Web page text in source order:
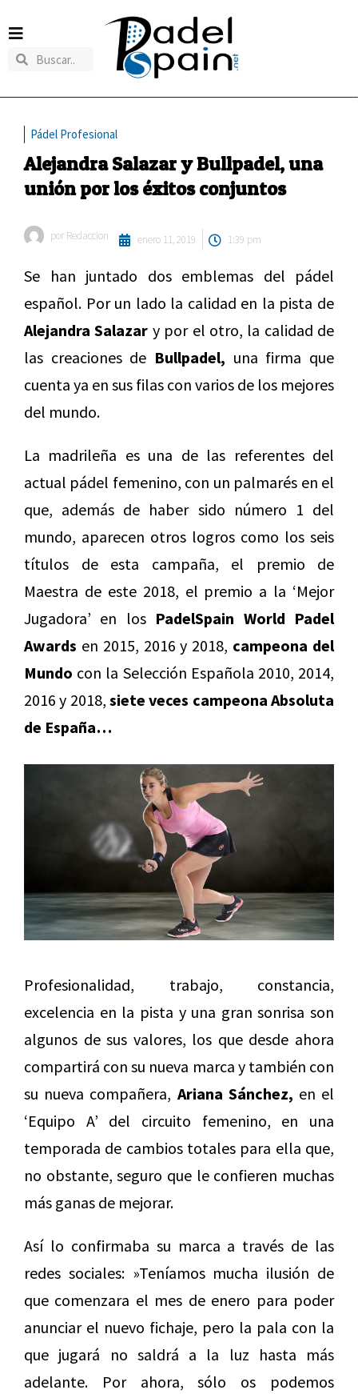
Pádel Profesional
Alejandra Salazar y Bullpadel, una
unión por los éxitos conjuntos
por Redaccion enero 11, 2019 1:39 pm
Se han juntado dos emblemas del pádel
español. Por un lado la calidad en la pista de
Alejandra Salazar y por el otro, la calidad de
las creaciones de Bullpadel, una firma que
cuenta ya en sus filas con varios de los mejores
del mundo.
La madrileña es una de las referentes del
actual pádel femenino, con un palmarés en el
que, además de haber sido número 1 del
mundo, aparecen otros logros como los seis
títulos de esta campaña, el premio de
Maestra de este 2018, el premio a la ‘Mejor
Jugadora’ en los PadelSpain World Padel
Awards en 2015, 2016 y 2018, campeona del
Mundo con la Selección Española 2010, 2014,
2016 y 2018, siete veces campeona Absoluta
de España…
Profesionalidad, trabajo, constancia,
excelencia en la pista y una gran sonrisa son
algunos de sus valores, los que desde ahora
compartirá con su nueva marca y también con
su nueva compañera, Ariana Sánchez, en el
‘Equipo A’ del circuito femenino, en una
temporada de cambios totales para ella que,
no obstante, seguro que le confieren muchas
más ganas de mejorar.
Así lo confirmaba su marca a través de las
redes sociales: »Teníamos mucha ilusión de
que comenzara el mes de enero para poder
anunciar el nuevo fichaje, pero la pala con la
que jugará no saldrá a la luz hasta más
adelante. Por ahora, sólo os podemos